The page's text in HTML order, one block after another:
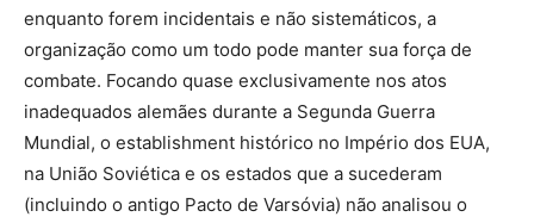
enquanto forem incidentais e não sistemáticos, a
organização como um todo pode manter sua força de
combate. Focando quase exclusivamente nos atos
inadequados alemães durante a Segunda Guerra
Mundial, o establishment histórico no Império dos EUA,
na União Soviética e os estados que a sucederam
(incluindo o antigo Pacto de Varsóvia) não analisou o